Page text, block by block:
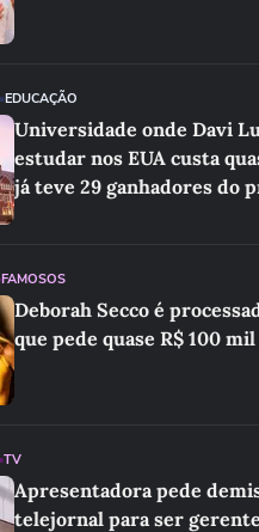
EDUCAÇÃO
Universidade onde Davi
estudar nos EUA custa
já teve 29 ganhadores do
FAMOSOS
Deborah Secco é
que pede quase R$ 100
TV
Apresentadora pede
telejornal para ser